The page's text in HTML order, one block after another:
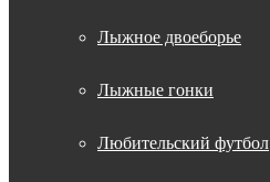
Лыжное двоеборье
Лыжные гонки
Любительский футбол